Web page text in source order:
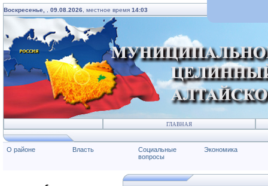
Воскресенье, 09.08.2026 , местное время 14:03
ГЛАВНАЯ
О районе Власть
Социальные
вопросы
Экономика